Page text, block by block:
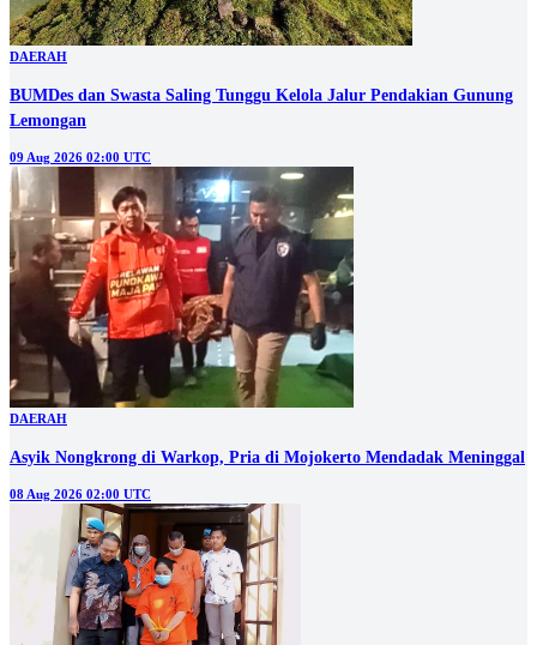
DAERAH
BUMDes dan Swasta Saling Tunggu Kelola Jalur Pendakian Gunung
Lemongan
09 Aug 2026 02:00 UTC
DAERAH
Asyik Nongkrong di Warkop, Pria di Mojokerto Mendadak Meninggal
08 Aug 2026 02:00 UTC